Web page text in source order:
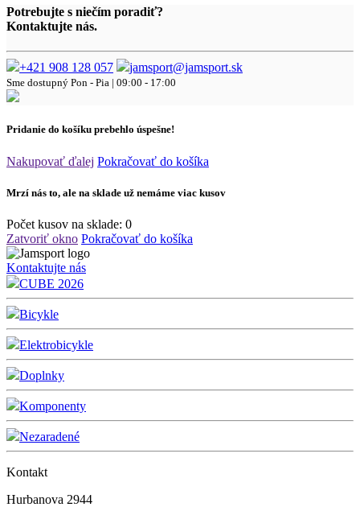
Potrebujte s niečím poradiť?
Kontaktujte nás.
+421 908 128 057 jamsport@jamsport.sk
Sme dostupný Pon - Pia | 09:00 - 17:00
Pridanie do košíku prebehlo úspešne!
Nakupovať ďalej Pokračovať do košíka
Mrzí nás to, ale na sklade už nemáme viac kusov
Počet kusov na sklade: 0
Zatvoriť okno Pokračovať do košíka
Kontaktujte nás
CUBE 2026
Bicykle
Elektrobicykle
Doplnky
Komponenty
Nezaradené
Kontakt
Hurbanova 2944